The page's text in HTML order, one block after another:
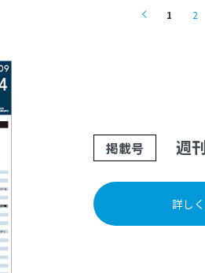
1 2
掲載号 週
詳し